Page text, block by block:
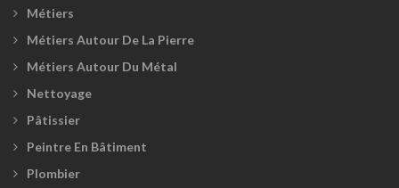
Métiers
Métiers Autour De La Pierre
Métiers Autour Du Métal
Nettoyage
Pâtissier
Peintre En Bâtiment
Plombier